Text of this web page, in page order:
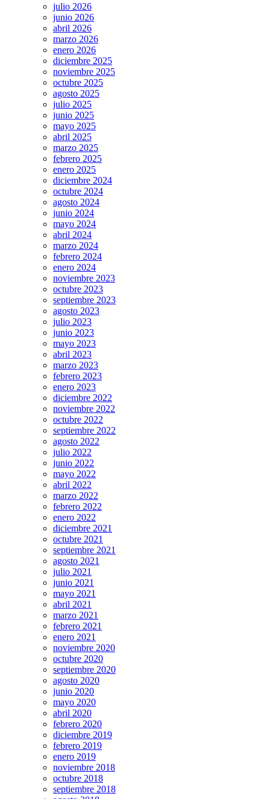
julio 2026
junio 2026
abril 2026
marzo 2026
enero 2026
diciembre 2025
noviembre 2025
octubre 2025
agosto 2025
julio 2025
junio 2025
mayo 2025
abril 2025
marzo 2025
febrero 2025
enero 2025
diciembre 2024
octubre 2024
agosto 2024
junio 2024
mayo 2024
abril 2024
marzo 2024
febrero 2024
enero 2024
noviembre 2023
octubre 2023
septiembre 2023
agosto 2023
julio 2023
junio 2023
mayo 2023
abril 2023
marzo 2023
febrero 2023
enero 2023
diciembre 2022
noviembre 2022
octubre 2022
septiembre 2022
agosto 2022
julio 2022
junio 2022
mayo 2022
abril 2022
marzo 2022
febrero 2022
enero 2022
diciembre 2021
octubre 2021
septiembre 2021
agosto 2021
julio 2021
junio 2021
mayo 2021
abril 2021
marzo 2021
febrero 2021
enero 2021
noviembre 2020
octubre 2020
septiembre 2020
agosto 2020
junio 2020
mayo 2020
abril 2020
febrero 2020
diciembre 2019
febrero 2019
enero 2019
noviembre 2018
octubre 2018
septiembre 2018